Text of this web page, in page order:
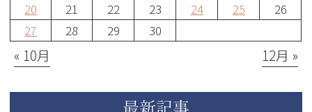
20
21 22 23 24 25
26
27
28 29 30
« 10月 12月 »
最新記事